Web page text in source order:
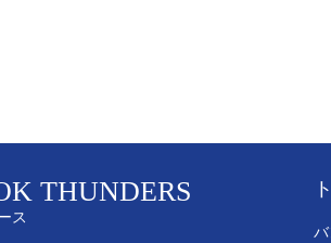
THUNDERS
ス